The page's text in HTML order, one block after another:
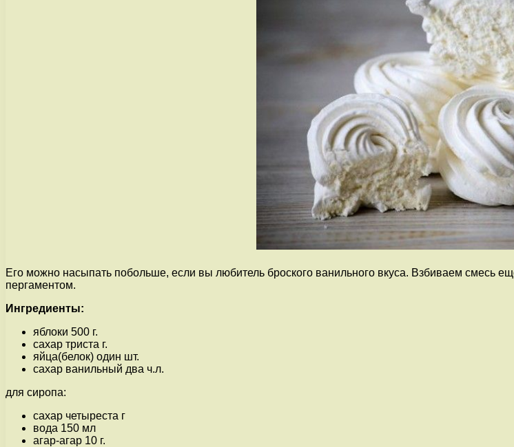
Его можно насыпать побольше, если вы любитель броского ванильного вкуса. Взбиваем смесь
пергаментом.
Ингредиенты:
яблоки 500 г.
сахар триста г.
яйца(белок) один шт.
сахар ванильный два ч.л.
для сиропа:
сахар четыреста г
вода 150 мл
агар-агар 10 г.